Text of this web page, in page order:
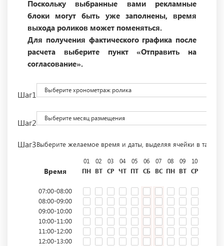
Поскольку выбранные вами рекламные
блоки могут быть уже заполнены, время
выхода роликов может поменяться.
Для получения фактического графика после
расчета выберите пункт «Отправить на
согласование».
Шаг1 Выберите хронометраж ролика
Шаг2 Выберите месяц размещения
Шаг3Выберите желаемое время и даты, выделяя ячейки в
Время
01
ПН
02
ВТ
03
СР
04
ЧТ
05
ПТ
06
СБ
07
ВС
08
ПН
09
ВТ
10
СР
07:00-08:00
08:00-09:00
09:00-10:00
10:00-11:00
11:00-12:00
12:00-13:00